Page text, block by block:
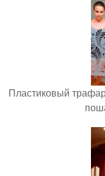
Пластиковый